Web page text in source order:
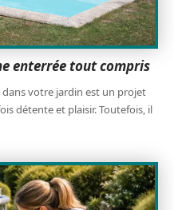
enterrée tout compris
votre jardin est un projet
détente et plaisir. Toutefois, il